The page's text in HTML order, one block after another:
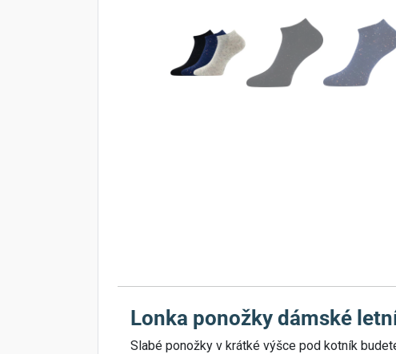
Lonka ponožky dámské
Slabé ponožky v krátké výšce pod kotník